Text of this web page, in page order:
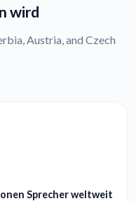
wird
Austria, and Czech
Sprecher weltweit